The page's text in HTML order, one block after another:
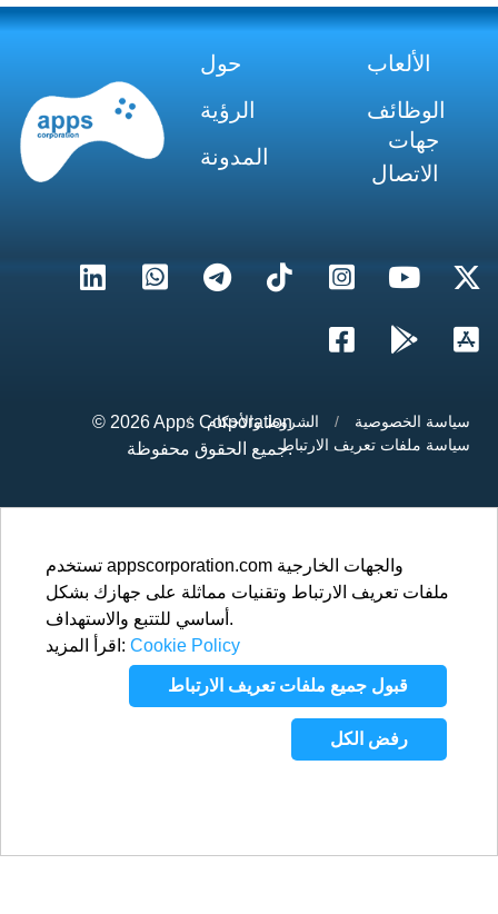
حول
الألعاب
الرؤية
الوظائف
المدونة
جهات
الاتصال
© 2026Apps Corporation
جميع الحقوق محفوظة.
سياسة الخصوصية / الشروط والأحكام
/
سياسة ملفات تعريف الارتباط
تستخدم appscorporation.com والجهات الخارجية
ملفات تعريف الارتباط وتقنيات مماثلة على جهازك بشكل
أساسي للتتبع والاستهداف.
اقرأ المزيد: Cookie Policy
قبول جميع ملفات تعريف الارتباط
رفض الكل